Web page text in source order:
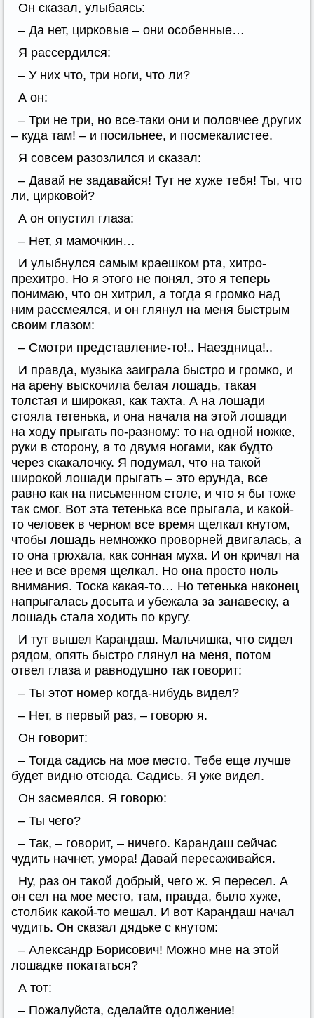
Он сказал, улыбаясь:
– Да нет, цирковые – они особенные…
Я рассердился:
– У них что, три ноги, что ли?
А он:
– Три не три, но все-таки они и половчее других
– куда там! – и посильнее, и посмекалистее.
Я совсем разозлился и сказал:
– Давай не задавайся! Тут не хуже тебя! Ты, что
ли, цирковой?
А он опустил глаза:
– Нет, я мамочкин…
И улыбнулся самым краешком рта, хитро-
прехитро. Но я этого не понял, это я теперь
понимаю, что он хитрил, а тогда я громко над
ним рассмеялся, и он глянул на меня быстрым
своим глазом:
– Смотри представление-то!.. Наездница!..
И правда, музыка заиграла быстро и громко, и
на арену выскочила белая лошадь, такая
толстая и широкая, как тахта. А на лошади
стояла тетенька, и она начала на этой лошади
на ходу прыгать по-разному: то на одной ножке,
руки в сторону, а то двумя ногами, как будто
через скакалочку. Я подумал, что на такой
широкой лошади прыгать – это ерунда, все
равно как на письменном столе, и что я бы тоже
так смог. Вот эта тетенька все прыгала, и какой-
то человек в черном все время щелкал кнутом,
чтобы лошадь немножко проворней двигалась, а
то она трюхала, как сонная муха. И он кричал на
нее и все время щелкал. Но она просто ноль
внимания. Тоска какая-то… Но тетенька наконец
напрыгалась досыта и убежала за занавеску, а
лошадь стала ходить по кругу.
И тут вышел Карандаш. Мальчишка, что сидел
рядом, опять быстро глянул на меня, потом
отвел глаза и равнодушно так говорит:
– Ты этот номер когда-нибудь видел?
– Нет, в первый раз, – говорю я.
Он говорит:
– Тогда садись на мое место. Тебе еще лучше
будет видно отсюда. Садись. Я уже видел.
Он засмеялся. Я говорю:
– Ты чего?
– Так, – говорит, – ничего. Карандаш сейчас
чудить начнет, умора! Давай пересаживайся.
Ну, раз он такой добрый, чего ж. Я пересел. А
он сел на мое место, там, правда, было хуже,
столбик какой-то мешал. И вот Карандаш начал
чудить. Он сказал дядьке с кнутом:
– Александр Борисович! Можно мне на этой
лошадке покататься?
А тот:
– Пожалуйста, сделайте одолжение!